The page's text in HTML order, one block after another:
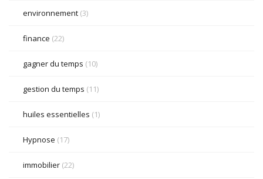
environnement (3)
finance (22)
gagner du temps (10)
gestion du temps (11)
huiles essentielles (1)
Hypnose (17)
immobilier (22)